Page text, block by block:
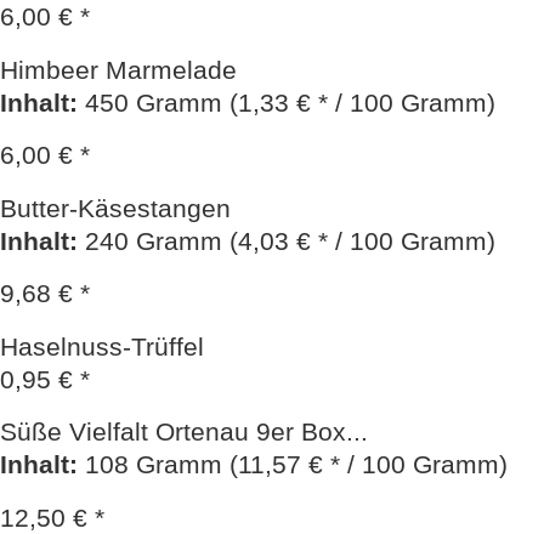
6,00 € *
Himbeer Marmelade
Inhalt: 450 Gramm (1,33 € * / 100 Gramm)
6,00 € *
Butter-Käsestangen
Inhalt: 240 Gramm (4,03 € * / 100 Gramm)
9,68 € *
Haselnuss-Trüffel
0,95 € *
Süße Vielfalt Ortenau 9er Box...
Inhalt: 108 Gramm (11,57 € * / 100 Gramm)
12,50 € *